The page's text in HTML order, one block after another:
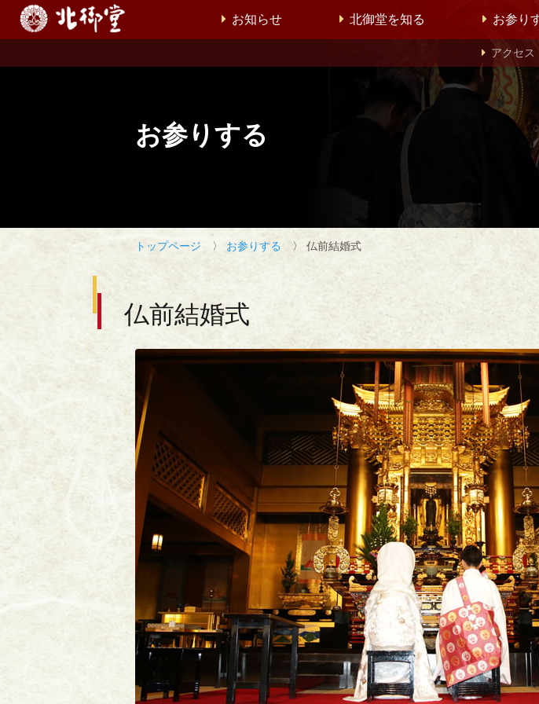
お知らせ 北御堂を知る お参り
アクセス
お参りする
トップページ 〉 お参りする 〉 仏前結婚式
仏前結婚式